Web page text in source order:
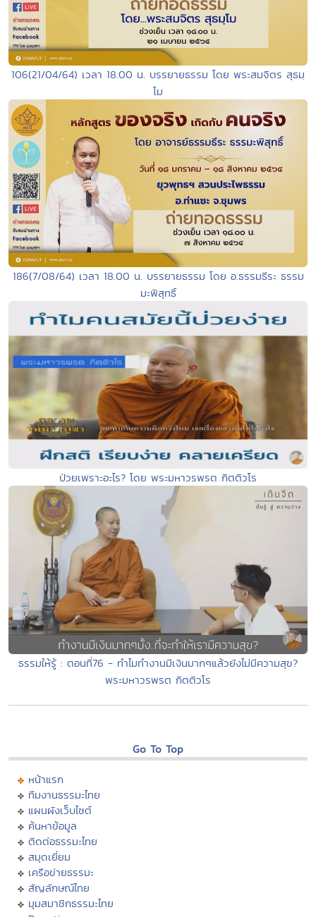
106(21/04/64) เวลา 18.00 น. บรรยายธรรม โดย พระสมจิตร สุธมฺ
โม
186(7/08/64) เวลา 18.00 น. บรรยายธรรม โดย อ.ธรรมธีระ ธรรม
มะพิสุทธิ์
ป่วยเพราะอะไร? โดย พระมหาวรพรต กิตติวโร
ธรรมให้รู้ : ตอนที่76 - ทำไมทำงานมีเงินมากๆแล้วยังไม่มีความสุข?
พระมหาวรพรต กิตติวโร
Go To Top
หน้าแรก
ทีมงานธรรมะไทย
แผนผังเว็บไซต์
ค้นหาข้อมูล
ติดต่อธรรมะไทย
สมุดเยี่ยม
เครือข่ายธรรมะ
สัญลักษณ์ไทย
มุมสมาชิกธรรมะไทย